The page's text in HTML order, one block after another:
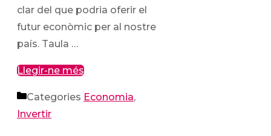
clar del que podria oferir el
futur econòmic per al nostre
país. Taula …
Llegir-ne més
Categories Economia,
Invertir